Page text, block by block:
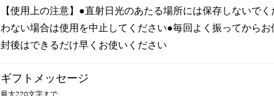
【使用上の注意】●直射日光のあたる場所には保存しないで
わない場合は使用を中止してください●毎回よく振ってから
封後はできるだけ早くお使いください
ギフトメッセージ
最大220文字まで